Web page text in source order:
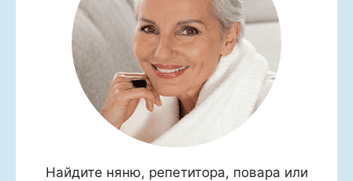
Найдите няню, репетитора, повара или